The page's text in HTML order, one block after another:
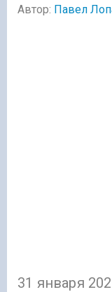
Автор: Павел
31 января